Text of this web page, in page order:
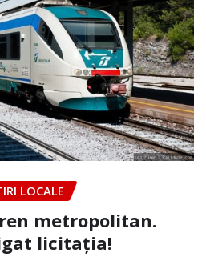
LOCALE
metropolitan.
licitația!